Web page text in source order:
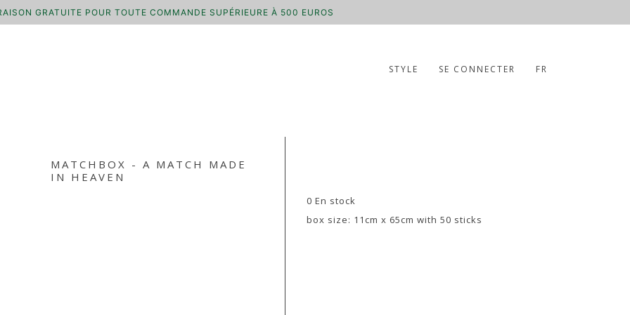
GRATUITE POUR TOUTE COMMANDE SUPÉRIEURE À 500 EUROS
STYLE SE CONNECTER FR
MATCHBOX - A MATCH MADE
IN HEAVEN
0 En stock
box size: 11cm x 65cm with 50 sticks